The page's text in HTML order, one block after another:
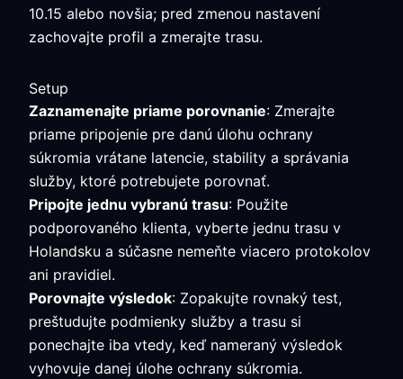
10.15 alebo novšia; pred zmenou nastavení
zachovajte profil a zmerajte trasu.
Setup
Zaznamenajte priame porovnanie: Zmerajte
priame pripojenie pre danú úlohu ochrany
súkromia vrátane latencie, stability a správania
služby, ktoré potrebujete porovnať.
Pripojte jednu vybranú trasu: Použite
podporovaného klienta, vyberte jednu trasu v
Holandsku a súčasne nemeňte viacero protokolov
ani pravidiel.
Porovnajte výsledok: Zopakujte rovnaký test,
preštudujte podmienky služby a trasu si
ponechajte iba vtedy, keď nameraný výsledok
vyhovuje danej úlohe ochrany súkromia.